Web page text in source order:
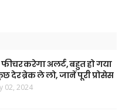
करेगा अलर्ट, बहुत हो गया
देर ब्रेक ले लो, जानें पूरी प्रोसेस
02, 2024